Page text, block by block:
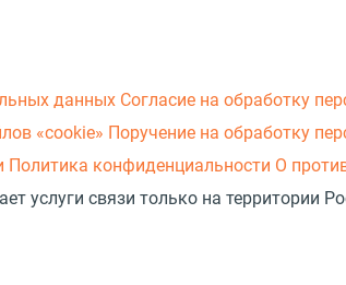
данных Согласие на обработку
«cookie» Поручение на обработку
Политика конфиденциальности О
услуги связи только на территории